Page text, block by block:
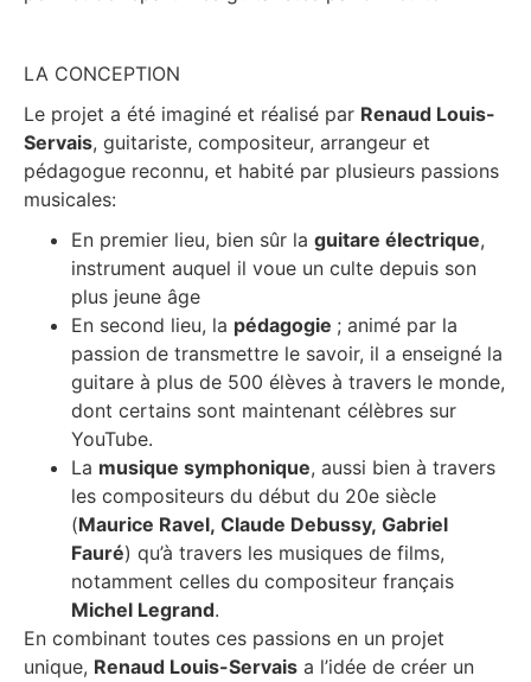
LA CONCEPTION
Le projet a été imaginé et réalisé par Renaud Louis-
Servais, guitariste, compositeur, arrangeur et
pédagogue reconnu, et habité par plusieurs passions
musicales:
En premier lieu, bien sûr la guitare électrique,
instrument auquel il voue un culte depuis son
plus jeune âge
En second lieu, la pédagogie ; animé par la
passion de transmettre le savoir, il a enseigné la
guitare à plus de 500 élèves à travers le monde,
dont certains sont maintenant célèbres sur
YouTube.
La musique symphonique, aussi bien à travers
les compositeurs du début du 20e siècle
(Maurice Ravel, Claude Debussy, Gabriel
Fauré) qu’à travers les musiques de films,
notamment celles du compositeur français
Michel Legrand.
En combinant toutes ces passions en un projet
unique, Renaud Louis-Servais a l’idée de créer un